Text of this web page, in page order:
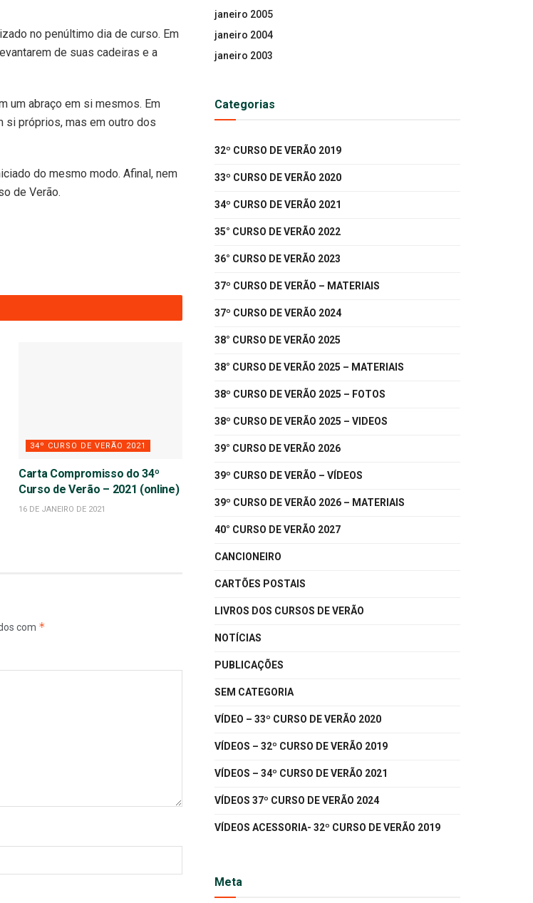
no penúltimo dia de curso. Em
de suas cadeiras e a
um abraço em si mesmos. Em
si próprios, mas em outro dos
do mesmo modo. Afinal, nem
de Verão.
34º CURSO DE VERÃO 2021
Carta Compromisso do 34º
Curso de Verão – 2021 (online)
16 DE JANEIRO DE 2021
com *
janeiro 2005
janeiro 2004
janeiro 2003
Categorias
32º CURSO DE VERÃO 2019
33º CURSO DE VERÃO 2020
34º CURSO DE VERÃO 2021
35° CURSO DE VERÃO 2022
36° CURSO DE VERÃO 2023
37º CURSO DE VERÃO – MATERIAIS
37º CURSO DE VERÃO 2024
38° CURSO DE VERÃO 2025
38° CURSO DE VERÃO 2025 – MATERIAIS
38º CURSO DE VERÃO 2025 – FOTOS
38º CURSO DE VERÃO 2025 – VIDEOS
39° CURSO DE VERÃO 2026
39º CURSO DE VERÃO – VÍDEOS
39º CURSO DE VERÃO 2026 – MATERIAIS
40° CURSO DE VERÃO 2027
CANCIONEIRO
CARTÕES POSTAIS
LIVROS DOS CURSOS DE VERÃO
NOTÍCIAS
PUBLICAÇÕES
SEM CATEGORIA
VÍDEO – 33º CURSO DE VERÃO 2020
VÍDEOS – 32º CURSO DE VERÃO 2019
VÍDEOS – 34º CURSO DE VERÃO 2021
VÍDEOS 37º CURSO DE VERÃO 2024
VÍDEOS ACESSORIA- 32º CURSO DE VERÃO 2019
Meta